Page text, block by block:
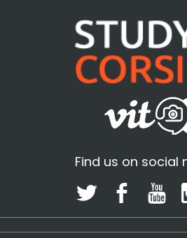
Find us on social